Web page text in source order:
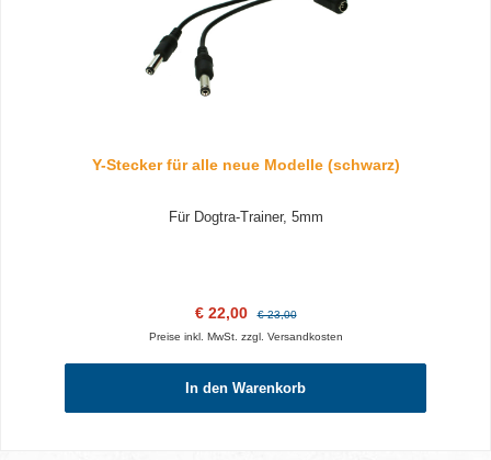
Y-Stecker für alle neue Modelle (schwarz)
Für Dogtra-Trainer, 5mm
Verkaufspreis:
€ 22,00 Regulärer Preis:
€ 23,00
Preise inkl. MwSt. zzgl. Versandkosten
In den Warenkorb